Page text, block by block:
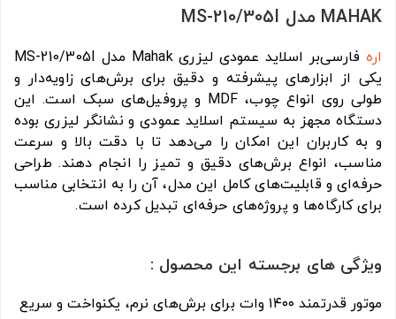
MAHAK مدل MS-210/305I
اره
فارسی‌بر اسلاید عمودی لیزری Mahak مدل MS-210/305I
یکی از ابزارهای پیشرفته و دقیق برای برش‌های زاویه‌دار و
طولی روی انواع چوب، MDF و پروفیل‌های سبک است. این
دستگاه مجهز به سیستم اسلاید عمودی و نشانگر لیزری بوده
و به کاربران این امکان را می‌دهد تا با دقت بالا و سرعت
مناسب، انواع برش‌های دقیق و تمیز را انجام دهند. طراحی
حرفه‌ای و قابلیت‌های کامل این مدل، آن را به انتخابی مناسب
برای کارگاه‌ها و پروژه‌های حرفه‌ای تبدیل کرده است.
ویژگی های برجسته این محصول :
موتور قدرتمند ۱۴۰۰ وات برای برش‌های نرم، یکنواخت و سریع